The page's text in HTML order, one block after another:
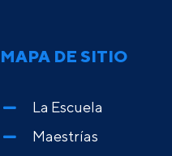
MAPA DE SITIO
La Escuela
Maestrías